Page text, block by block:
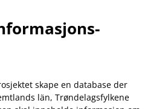
skape en database der
län, Trøndelagsfylkene